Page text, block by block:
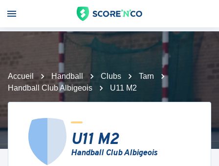
Accueil Handball Clubs
Tarn
Handball Club Albigeois
U11 M2
U11 M2
Handball Club Albigeois